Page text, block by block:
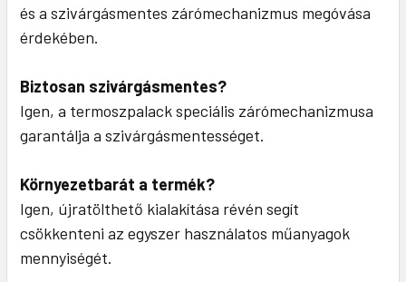
és a szivárgásmentes zárómechanizmus megóvása
érdekében.
Biztosan szivárgásmentes?
Igen, a termoszpalack speciális zárómechanizmusa
garantálja a szivárgásmentességet.
Környezetbarát a termék?
Igen, újratölthető kialakítása révén segít
csökkenteni az egyszer használatos műanyagok
mennyiségét.